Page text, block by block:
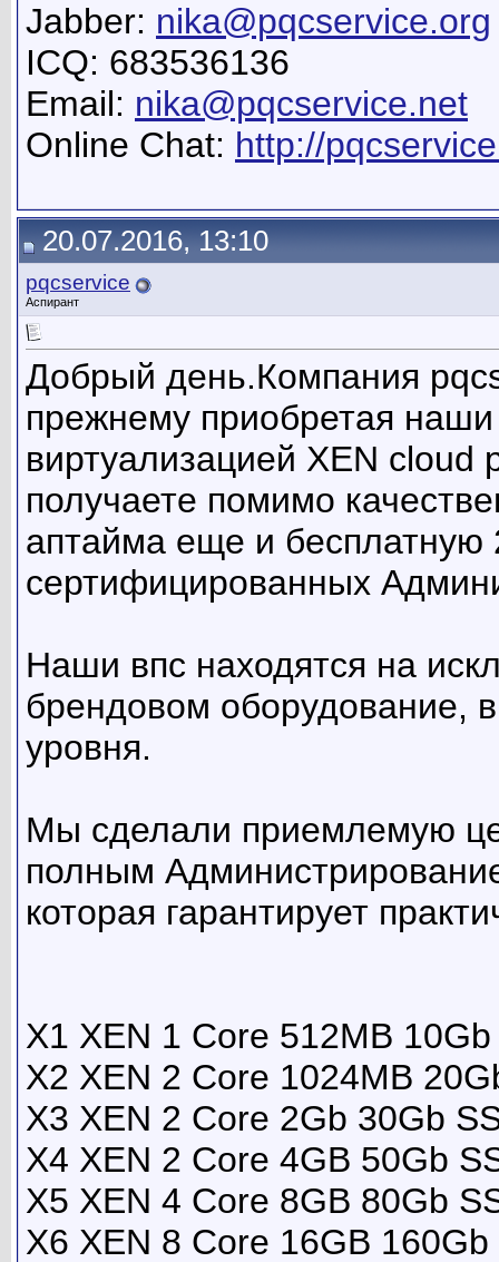
Jabber: nika@pqcservice.org
ICQ: 683536136
Email: nika@pqcservice.net
Online Chat: http://
20.07.2016, 13:10
pqcservice
Аспирант
Добрый день.Компания
прежнему приобретая
виртуализацией XEN
получаете помимо
аптайма еще и
сертифицированных
Наши впс находятся на
брендовом оборудование,
уровня.
Мы сделали приемлемую
полным
которая гарантирует
X1 XEN 1 Core 512MB
X2 XEN 2 Core 1024MB
X3 XEN 2 Core 2Gb 30Gb
X4 XEN 2 Core 4GB 50Gb
X5 XEN 4 Core 8GB 80Gb
X6 XEN 8 Core 16GB